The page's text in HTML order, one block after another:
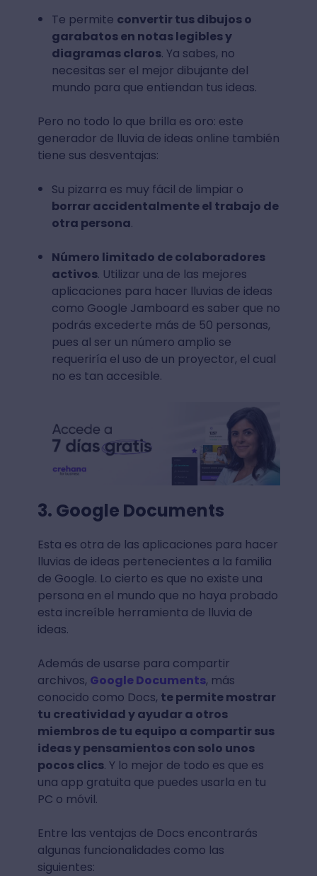
Te permite convertir tus dibujos o
garabatos en notas legibles y
diagramas claros. Ya sabes, no
necesitas ser el mejor dibujante del
mundo para que entiendan tus ideas.
Pero no todo lo que brilla es oro: este
generador de lluvia de ideas online también
tiene sus desventajas:
Su pizarra es muy fácil de limpiar o
borrar accidentalmente el trabajo de
otra persona.
Número limitado de colaboradores
activos. Utilizar una de las mejores
aplicaciones para hacer lluvias de ideas
como Google Jamboard es saber que no
podrás excederte más de 50 personas,
pues al ser un número amplio se
requeriría el uso de un proyector, el cual
no es tan accesible.
3. Google Documents
Esta es otra de las aplicaciones para hacer
lluvias de ideas pertenecientes a la familia
de Google. Lo cierto es que no existe una
persona en el mundo que no haya probado
esta increíble herramienta de lluvia de
ideas.
Además de usarse para compartir
archivos, Google Documents, más
conocido como Docs, te permite mostrar
tu creatividad y ayudar a otros
miembros de tu equipo a compartir sus
ideas y pensamientos con solo unos
pocos clics. Y lo mejor de todo es que es
una app gratuita que puedes usarla en tu
PC o móvil.
Entre las ventajas de Docs encontrarás
algunas funcionalidades como las
siguientes: